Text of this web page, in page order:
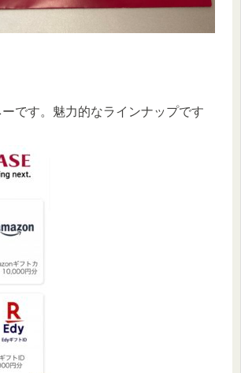
です。魅力的なラインナップです